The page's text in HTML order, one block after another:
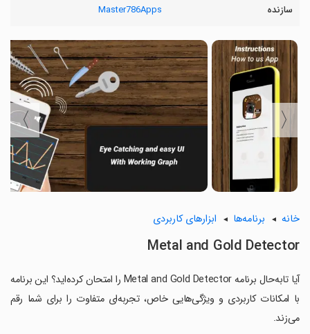
سازنده Master786Apps
〈
〉
خانه برنامه‌ها ابزارهای کاربردی
Metal and Gold Detector
آیا تابه‌حال برنامه Metal and Gold Detector را امتحان کرده‌اید؟ این برنامه
با امکانات کاربردی و ویژگی‌هایی خاص، تجربه‌ای متفاوت را برای شما رقم
می‌زند.